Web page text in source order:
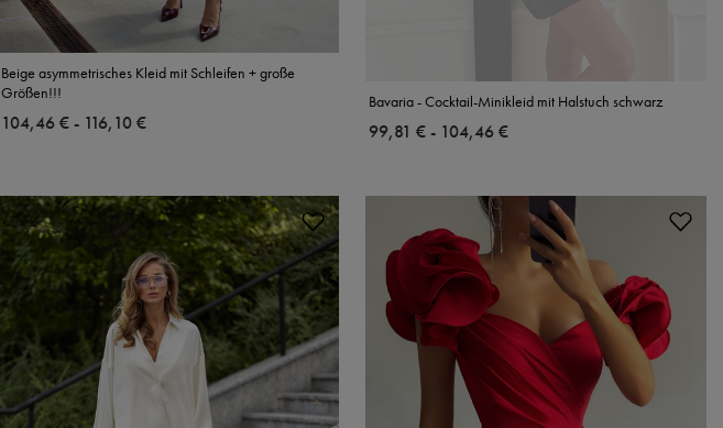
Beige asymmetrisches Kleid mit Schleifen + große
Größen!!!
ab
104,46 € - bis
116,10 €
Bavaria - Cocktail-Minikleid mit Halstuch schwarz
ab
99,81 € - bis
104,46 €